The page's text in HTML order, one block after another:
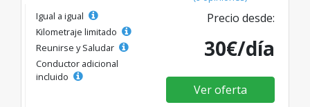
Igual a igual
Kilometraje limitado
Reunirse y Saludar
Conductor adicional
incluido
Precio desde:
30€/día
Ver oferta